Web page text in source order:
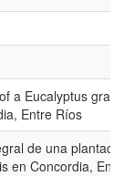
a Eucalyptus
Entre Ríos
de una
en Concordia,